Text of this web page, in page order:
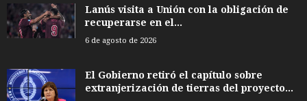
Lanús visita a Unión con la obligación de
recuperarse en el...
6 de agosto de 2026
El Gobierno retiró el capítulo sobre
extranjerización de tierras del proyecto...